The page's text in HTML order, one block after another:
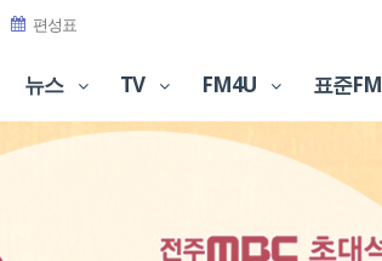
편성표
뉴스 TV FM4U 표준FM